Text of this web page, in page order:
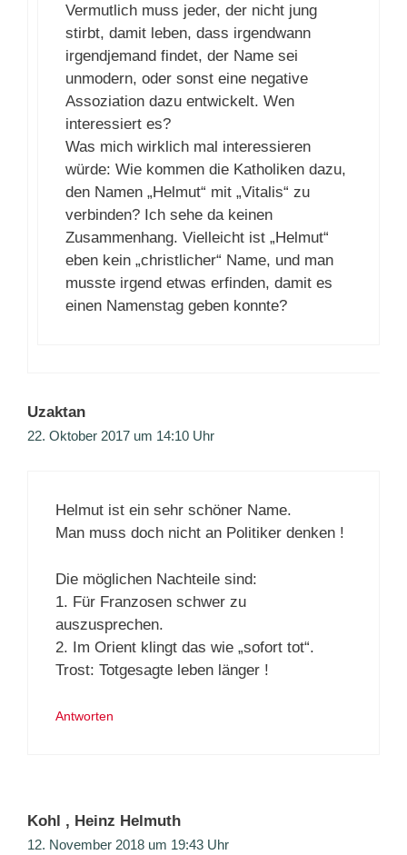
Vermutlich muss jeder, der nicht jung
stirbt, damit leben, dass irgendwann
irgendjemand findet, der Name sei
unmodern, oder sonst eine negative
Assoziation dazu entwickelt. Wen
interessiert es?
Was mich wirklich mal interessieren
würde: Wie kommen die Katholiken dazu,
den Namen „Helmut“ mit „Vitalis“ zu
verbinden? Ich sehe da keinen
Zusammenhang. Vielleicht ist „Helmut“
eben kein „christlicher“ Name, und man
musste irgend etwas erfinden, damit es
einen Namenstag geben konnte?
Uzaktan
22. Oktober 2017 um 14:10 Uhr
Helmut ist ein sehr schöner Name.
Man muss doch nicht an Politiker denken !
Die möglichen Nachteile sind:
1. Für Franzosen schwer zu
auszusprechen.
2. Im Orient klingt das wie „sofort tot“.
Trost: Totgesagte leben länger !
Antworten
Kohl , Heinz Helmuth
12. November 2018 um 19:43 Uhr